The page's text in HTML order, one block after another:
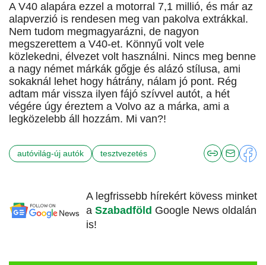
A V40 alapára ezzel a motorral 7,1 millió, és már az
alapverzió is rendesen meg van pakolva extrákkal.
Nem tudom megmagyarázni, de nagyon
megszerettem a V40-et. Könnyű volt vele
közlekedni, élvezet volt használni. Nincs meg benne
a nagy német márkák gőgje és alázó stílusa, ami
sokaknál lehet hogy hátrány, nálam jó pont. Rég
adtam már vissza ilyen fájó szívvel autót, a hét
végére úgy éreztem a Volvo az a márka, ami a
legközelebb áll hozzám. Mi van?!
autóvilág-új autók tesztvezetés
A legfrissebb hírekért kövess minket
a Szabadföld Google News oldalán
is!